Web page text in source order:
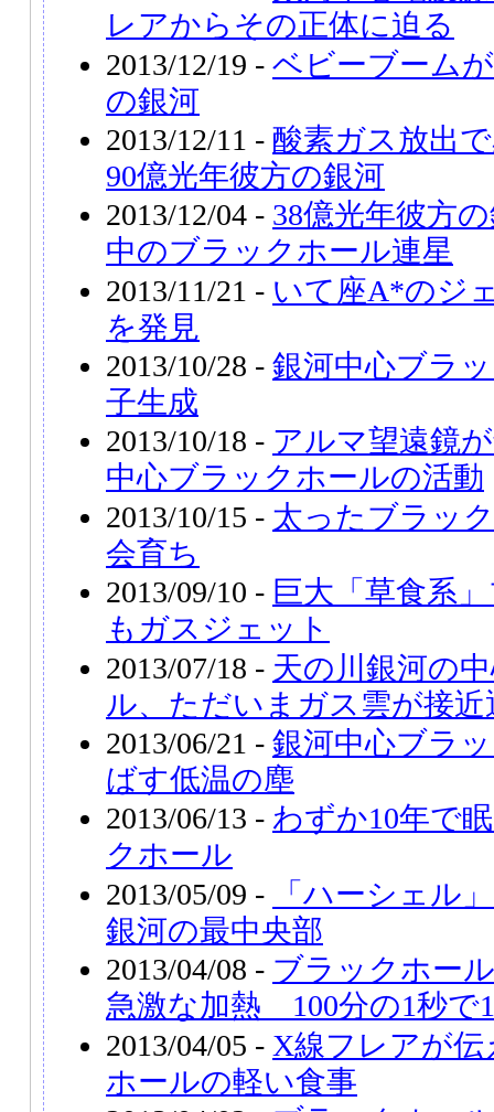
レアからその正体に迫る
2013/12/19 - ベビーブーム
の銀河
2013/12/11 - 酸素ガス放出
90億光年彼方の銀河
2013/12/04 - 38億光年彼方
中のブラックホール連星
2013/11/21 - いて座A*のジ
を発見
2013/10/28 - 銀河中心ブラ
子生成
2013/10/18 - アルマ望遠鏡
中心ブラックホールの活動
2013/10/15 - 太ったブラッ
会育ち
2013/09/10 - 巨大「草食系
もガスジェット
2013/07/18 - 天の川銀河の
ル、ただいまガス雲が接近
2013/06/21 - 銀河中心ブラ
ばす低温の塵
2013/06/13 - わずか10年で
クホール
2013/05/09 -
「ハーシェル
銀河の最中央部
2013/04/08 - ブラックホー
急激な加熱 100分の1秒で
2013/04/05 - X線フレアが
ホールの軽い食事